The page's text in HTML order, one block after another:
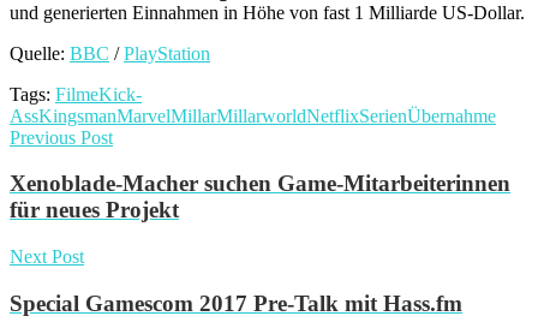
und generierten Einnahmen in Höhe von fast 1 Milliarde US-Dollar.
Quelle: BBC /PlayStation
Tags: FilmeKick-
AssKingsmanMarvelMillarMillarworldNetflixSerienÜbernahme
Previous Post
Xenoblade-Macher suchen Game-Mitarbeiterinnen
für neues Projekt
Next Post
Special Gamescom 2017 Pre-Talk mit Hass.fm